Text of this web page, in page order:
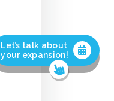
Let’s talk about
your expansion!